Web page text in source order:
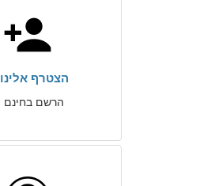
הצטרף אלינו
הרשם בחינם